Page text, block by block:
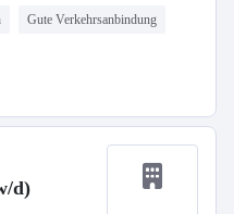
Gute Verkehrsanbindung
d)